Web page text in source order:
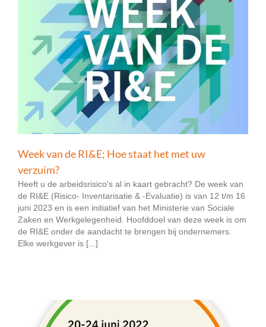
Week van de RI&E; Hoe staat het met uw
verzuim?
Heeft u de arbeidsrisico's al in kaart gebracht? De week van
de RI&E (Risico- Inventarisatie & -Evaluatie) is van 12 t/m 16
juni 2023 en is een initiatief van het Ministerie van Sociale
Zaken en Werkgelegenheid. Hoofddoel van deze week is om
de RI&E onder de aandacht te brengen bij ondernemers.
Elke werkgever is [...]